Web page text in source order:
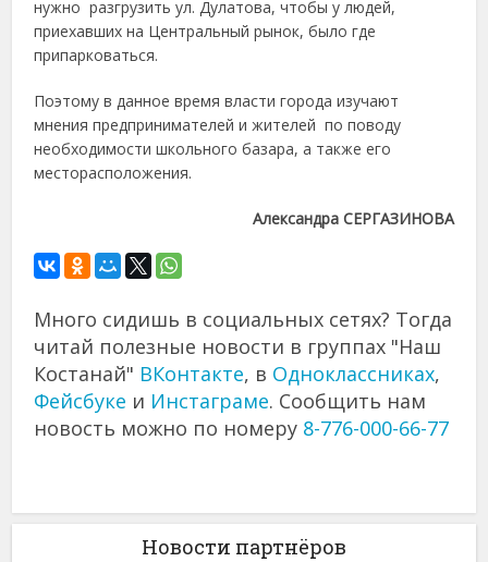
нужно разгрузить ул. Дулатова, чтобы у людей,
приехавших на Центральный рынок, было где
припарковаться.
Поэтому в данное время власти города изучают
мнения предпринимателей и жителей по поводу
необходимости школьного базара, а также его
месторасположения.
Александра СЕРГАЗИНОВА
Много сидишь в социальных сетях? Тогда
читай полезные новости в группах "Наш
Костанай" ВКонтакте, в Одноклассниках,
Фейсбуке и Инстаграме. Сообщить нам
новость можно по номеру 8-776-000-66-77
Новости партнёров